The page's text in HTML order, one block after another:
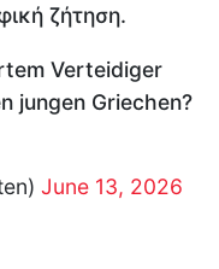
ζήτηση.
Verteidiger
jungen Griechen?
June 13, 2026